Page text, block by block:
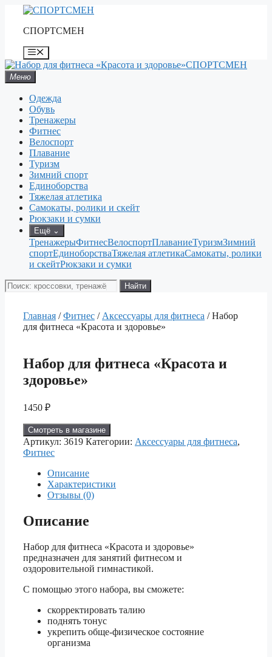
Перейти
содержимому
СПОРТСМЕН
Меню
СПОРТСМЕН
Меню
Одежда
Обувь
Тренажеры
Фитнес
Велоспорт
Плавание
Туризм
Зимний спорт
Единоборства
Тяжелая атлетика
Самокаты, ролики и скейт
Рюкзаки и сумки
Ещё ⌄
ТренажерыФитнесВелоспортПлаваниеТуризмЗимний
спортЕдиноборстваТяжелая атлетикаСамокаты, ролики
и скейтРюкзаки и сумки
Поиск
товаров
Найти
Главная /Фитнес / Аксессуары для фитнеса / Набор
для фитнеса «Красота и здоровье»
Набор для фитнеса «Красота и
здоровье»
1450 ₽
Смотреть в магазине
Артикул: 3619 Категории: Аксессуары для фитнеса,
Фитнес
Описание
Характеристики
Отзывы (0)
Описание
Набор для фитнеса «Красота и здоровье»
предназначен для занятий фитнесом и
оздоровительной гимнастикой.
С помощью этого набора, вы сможете:
скорректировать талию
поднять тонус
укрепить обще-физическое состояние
организма